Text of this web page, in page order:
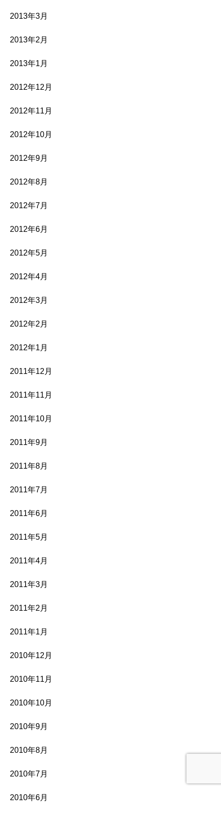
2013年3月
2013年2月
2013年1月
2012年12月
2012年11月
2012年10月
2012年9月
2012年8月
2012年7月
2012年6月
2012年5月
2012年4月
2012年3月
2012年2月
2012年1月
2011年12月
2011年11月
2011年10月
2011年9月
2011年8月
2011年7月
2011年6月
2011年5月
2011年4月
2011年3月
2011年2月
2011年1月
2010年12月
2010年11月
2010年10月
2010年9月
2010年8月
2010年7月
2010年6月